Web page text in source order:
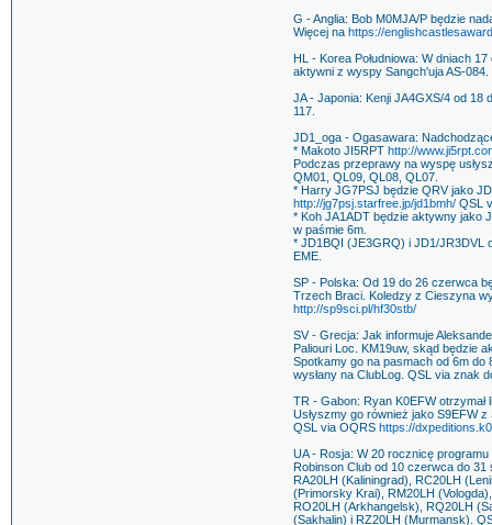
G - Anglia: Bob M0MJA/P będzie
Więcej na https://
HL - Korea Południowa: W dniach
aktywni z wyspy Sangch'uja AS-084.
JA - Japonia: Kenji JA4GXS/4 od
117.
JD1_oga - Ogasawara:
* Makoto JI5RPT http://
Podczas przeprawy na wyspę
QM01, QL09, QL08, QL07.
* Harry JG7PSJ będzie QRV jako
http://jg7psj.starfree.jp/jd1bmh/ QSL
* Koh JA1ADT będzie aktywny jako
w paśmie 6m.
* JD1BQI (JE3GRQ) i JD1/JR3DVL
EME.
SP - Polska: Od 19 do 26 czerwca
Trzech Braci. Koledzy z Cieszyna
http://sp9sci.pl/hf30stb/
SV - Grecja: Jak informuje
Paliouri Loc. KM19uw, skąd będzie
Spotkamy go na pasmach od 6m do
wysłany na ClubLog. QSL via znak
TR - Gabon: Ryan K0EFW
Usłyszmy go również jako S9EFW z
QSL via OQRS https://
UA - Rosja: W 20 rocznicę
Robinson Club od 10 czerwca do 31
RA20LH (Kaliningrad), RC20LH
(Primorsky Krai), RM20LH
RO20LH (Arkhangelsk), RQ20LH
(Sakhalin) i RZ20LH (Murmansk).